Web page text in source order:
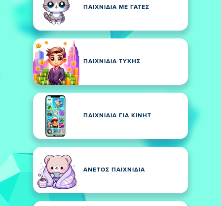
ΠΑΙΧΝΊΔΙΑ ΜΕ ΓΆΤΕΣ
ΠΑΙΧΝΊΔΙΑ ΤΎΧΗΣ
ΠΑΙΧΝΊΔΙΑ ΓΙΑ ΚΙΝΗΤ
ΑΝΕΤΟΣ ΠΑΙΧΝΊΔΙΑ